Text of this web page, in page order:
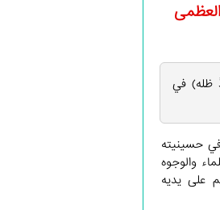
(مُدَّ ظله) في
ظله) في حسينيته
والوجوه
على يديه